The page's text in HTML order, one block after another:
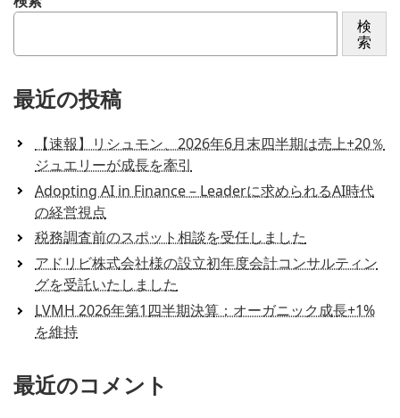
検
索
最近の投稿
【速報】リシュモン、2026年6月末四半期は売上+20％
ジュエリーが成長を牽引
Adopting AI in Finance – Leaderに求められるAI時代
の経営視点
税務調査前のスポット相談を受任しました
アドリビ株式会社様の設立初年度会計コンサルティン
グを受託いたしました
LVMH 2026年第1四半期決算：オーガニック成長+1%
を維持
最近のコメント